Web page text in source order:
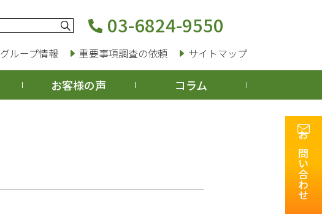
03-6824-9550
グループ情報 重要事項調査の依頼 サイトマップ
お問い合わせ
お客様の声 コラム